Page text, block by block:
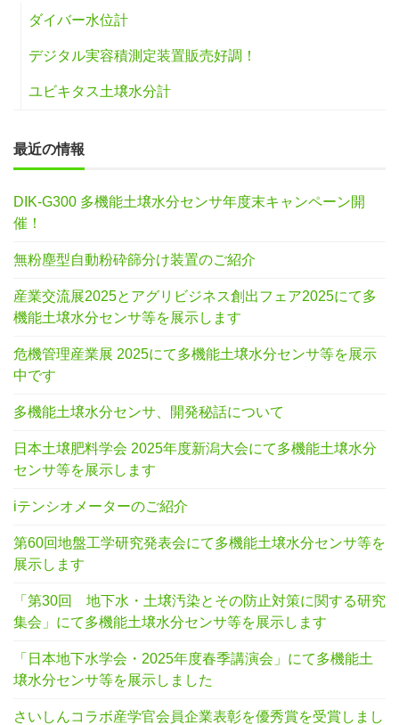
ダイバー水位計
デジタル実容積測定装置販売好調！
ユビキタス土壌水分計
最近の情報
DIK-G300 多機能土壌水分センサ年度末キャンペーン開
催！
無粉塵型自動粉砕篩分け装置のご紹介
産業交流展2025とアグリビジネス創出フェア2025にて多
機能土壌水分センサ等を展示します
危機管理産業展 2025にて多機能土壌水分センサ等を展示
中です
多機能土壌水分センサ、開発秘話について
日本土壌肥料学会 2025年度新潟大会にて多機能土壌水分
センサ等を展示します
iテンシオメーターのご紹介
第60回地盤工学研究発表会にて多機能土壌水分センサ等を
展示します
「第30回 地下水・土壌汚染とその防止対策に関する研究
集会」にて多機能土壌水分センサ等を展示します
「日本地下水学会・2025年度春季講演会」にて多機能土
壌水分センサ等を展示しました
さいしんコラボ産学官会員企業表彰を優秀賞を受賞しまし